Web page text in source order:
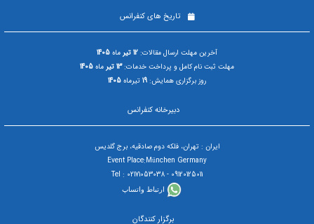
تاریخ های کنفرانس
آخرین مهلت ارسال مقالات: 12 تیر ماه 1405
مهلت ثبت نام کامل و پرداخت خدمات:13 تیر ماه 1405
روز برگزاری همایش: 19 تیرماه 1405
دبیرخانه کنفرانس
ایران : تهران، فلکه دوم صادقیه، برج گلدیس
Event Place:München Germany
09120125011 - Tel : 02171053038
ارتباط واتساپ
برگزار کنندگان